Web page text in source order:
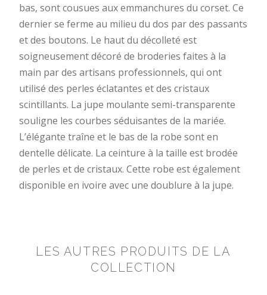
bas, sont cousues aux emmanchures du corset. Ce
dernier se ferme au milieu du dos par des passants
et des boutons. Le haut du décolleté est
soigneusement décoré de broderies faites à la
main par des artisans professionnels, qui ont
utilisé des perles éclatantes et des cristaux
scintillants. La jupe moulante semi-transparente
souligne les courbes séduisantes de la mariée.
L’élégante traîne et le bas de la robe sont en
dentelle délicate. La ceinture à la taille est brodée
de perles et de cristaux. Cette robe est également
disponible en ivoire avec une doublure à la jupe.
LES AUTRES PRODUITS DE LA
COLLECTION